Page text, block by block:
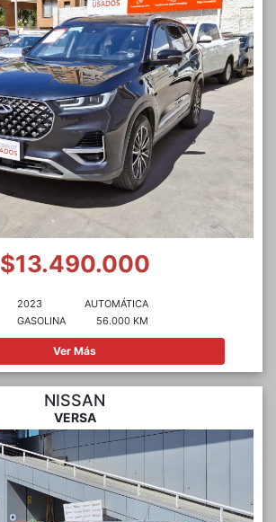
$13.490.000
2023
GASOLINA
AUTOMÁTICA
56.000 KM
Ver Más
NISSAN
VERSA